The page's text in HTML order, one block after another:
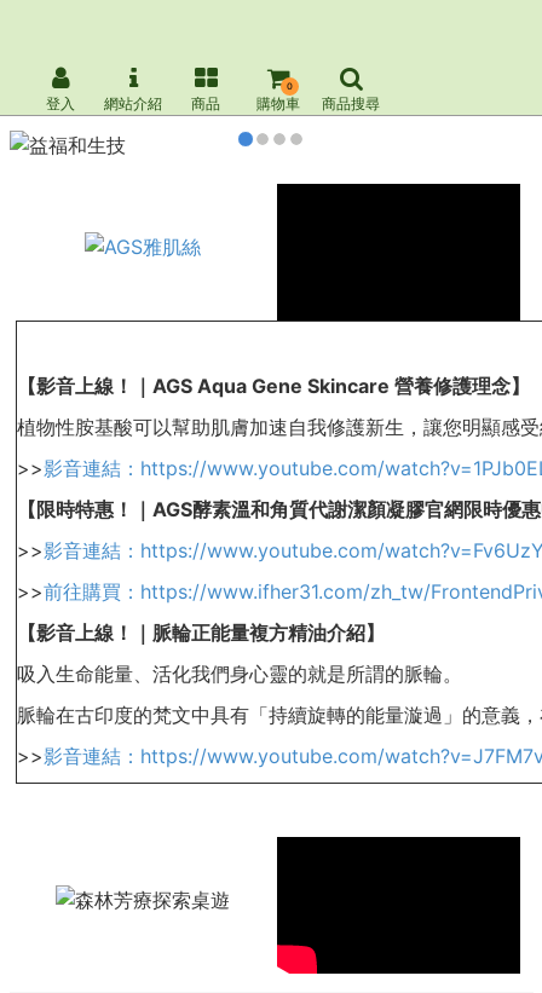
登入 網站介紹 商品 購物車
0
商品搜尋
【影音上線！｜AGS Aqua Gene Skincare 營養修護理念】
植物性胺基酸可以幫助肌膚加速自我修護新生，讓您明顯感
>>影音連結：https://www.youtube.com/
【限時特惠！｜AGS酵素溫和角質代謝潔顏凝膠官網限時優
>>影音連結：https://www.youtube.com/
>>前往購買：https://www.ifher31.com/zh_tw/
【影音上線！｜脈輪正能量複方精油介紹】
吸入生命能量、活化我們身心靈的就是所謂的脈輪。
脈輪在古印度的梵文中具有「持續旋轉的能量漩過」的意義
>>影音連結：https://www.youtube.com/